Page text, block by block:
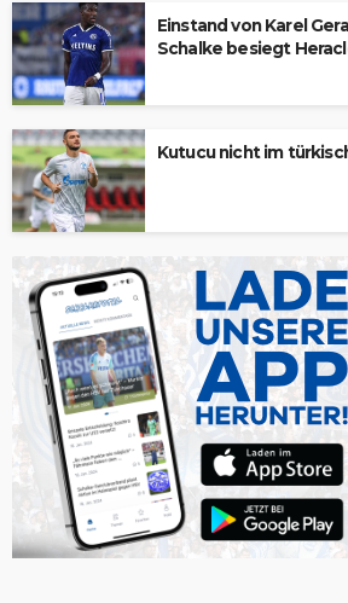
Einstand von Karel
Schalke besiegt
Kutucu nicht im